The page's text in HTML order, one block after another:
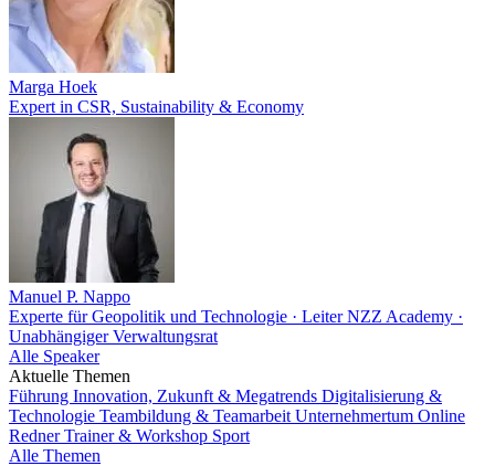
Marga Hoek
Expert in CSR, Sustainability & Economy
Manuel P. Nappo
Experte für Geopolitik und Technologie · Leiter NZZ Academy ·
Unabhängiger Verwaltungsrat
Alle Speaker
Aktuelle Themen
Führung Innovation, Zukunft & Megatrends Digitalisierung &
Technologie Teambildung & Teamarbeit Unternehmertum Online
RednerTrainer & Workshop Sport
Alle Themen